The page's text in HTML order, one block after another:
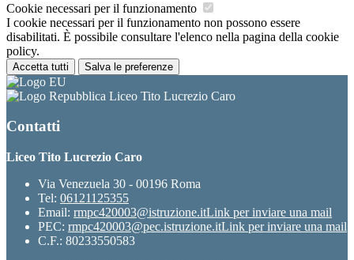
Cookie necessari per il funzionamento
I cookie necessari per il funzionamento non possono essere
disabilitati. È possibile consultare l'elenco nella pagina della cookie
policy.
Accetta tutti Salva le preferenze
Liceo Tito Lucrezio Caro
Contatti
Liceo Tito Lucrezio Caro
Via Venezuela 30 - 00196 Roma
Tel: 06121125355
Email: rmpc420003@istruzione.itLink per inviare una mail
PEC: rmpc420003@pec.istruzione.itLink per inviare una mail
C.F.: 80233550583